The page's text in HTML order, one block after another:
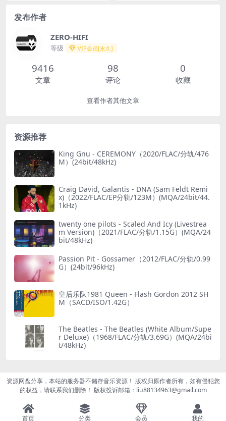
发布作者
ZERO-HIFI
等级 VIP会员[永久]
9416
文章
98
评论
0
收藏
查看作者其他文章
资源推荐
King Gnu - CEREMONY（2020/FLAC/分轨/476
M）(24bit/48kHz)
Craig David, Galantis - DNA (Sam Feldt Remi
x)（2022/FLAC/EP分轨/123M）(MQA/24bit/44.
1kHz)
twenty one pilots - Scaled And Icy (Livestrea
m Version)（2021/FLAC/分轨/1.15G）(MQA/24
bit/48kHz)
Passion Pit - Gossamer（2012/FLAC/分轨/0.99
G）(24bit/96kHz)
皇后乐队1981 Queen - Flash Gordon 2012 SH
M（SACD/ISO/1.42G）
The Beatles - The Beatles (White Album/Supe
r Deluxe)（1968/FLAC/分轨/3.69G）(MQA/24bi
t/48kHz)
资源网盘分享，本站的服务器不储存音乐资源！ 版权归原作者所有，如有侵犯您
的权益，请联系我们删除！ 版权投诉邮箱：liu88134963@gmail.com
首页 分类 会员 我的